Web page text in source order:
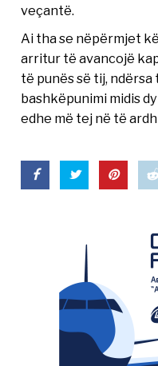
veçantë.
Ai tha se nëpërmjet
arritur të avancojë
të punës së tij,
bashkëpunimi midis
edhe më tej në të